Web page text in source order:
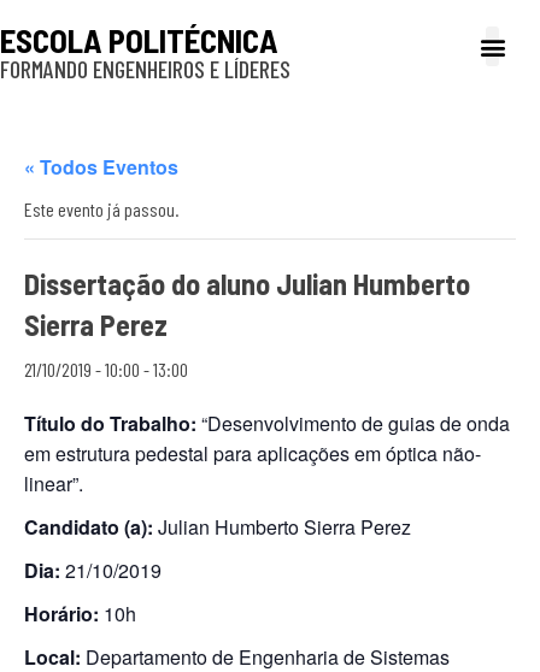
ESCOLA POLITÉCNICA
FORMANDO ENGENHEIROS E LÍDERES
« Todos Eventos
Este evento já passou.
Dissertação do aluno Julian Humberto
Sierra Perez
21/10/2019 - 10:00 -13:00
Título do Trabalho: “Desenvolvimento de guias de onda
em estrutura pedestal para aplicações em óptica não-
linear”.
Candidato (a): Julian Humberto Sierra Perez
Dia: 21/10/2019
Horário: 10h
Local: Departamento de Engenharia de Sistemas